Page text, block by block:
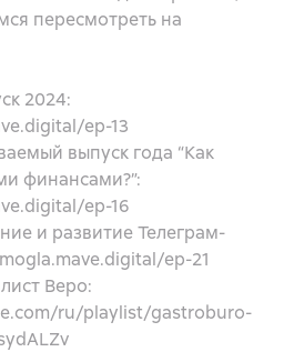
пересмотреть на
2024:
ep-13
выпуск года “Как
финансами?”:
ep-16
и развитие Телеграм-
ep-21
Веро:
ru/playlist/gastroburo-